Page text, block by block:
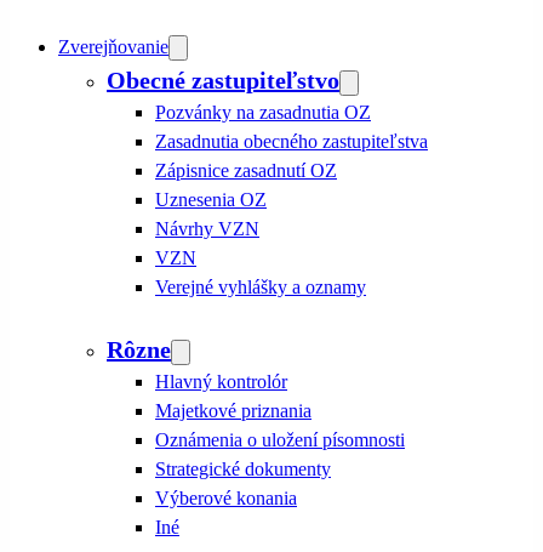
Zverejňovanie
Obecné zastupiteľstvo
Pozvánky na zasadnutia OZ
Zasadnutia obecného zastupiteľstva
Zápisnice zasadnutí OZ
Uznesenia OZ
Návrhy VZN
VZN
Verejné vyhlášky a oznamy
Rôzne
Hlavný kontrolór
Majetkové priznania
Oznámenia o uložení písomnosti
Strategické dokumenty
Výberové konania
Iné